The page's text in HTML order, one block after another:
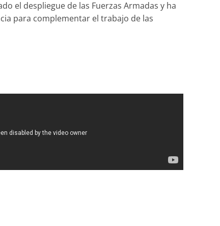
el despliegue de las Fuerzas Armadas y ha
para complementar el trabajo de las